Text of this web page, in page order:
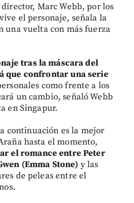
director, Marc Webb, por los
el personaje, señala la
una vuelta con más fuerza
tras la máscara del
que confrontar una serie
como frente a los
un cambio, señaló Webb
en Singapur.
continuación es la mejor
hasta el momento,
el romance entre Peter
(Emma Stone) y las
de peleas entre el